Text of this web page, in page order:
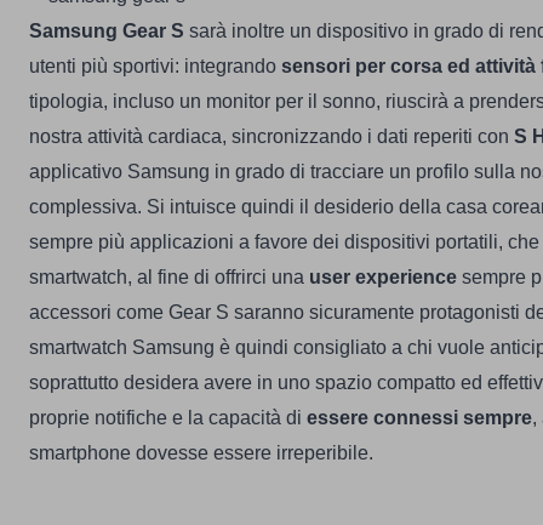
Samsung Gear S sarà inoltre un dispositivo in grado di
utenti più sportivi: integrando sensori per corsa ed attività
tipologia, incluso un monitor per il sonno, riuscirà a
nostra attività cardiaca, sincronizzando i dati reperiti con S
applicativo Samsung in grado di tracciare un profilo sulla
complessiva. Si intuisce quindi il desiderio della casa
sempre più applicazioni a favore dei dispositivi portatili,
smartwatch, al fine di offrirci una user experience sempre
accessori come Gear S saranno sicuramente protagonisti
smartwatch Samsung è quindi consigliato a chi vuole
soprattutto desidera avere in uno spazio compatto ed
proprie notifiche e la capacità di essere connessi sempre,
smartphone dovesse essere irreperibile.